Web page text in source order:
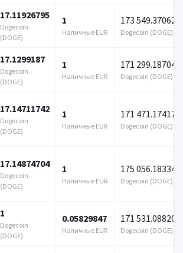
17.11926795
Dogecoin
(DOGE)
1
Наличные EUR
173 549.370627
Dogecoin (DOGE)
17.1299187
Dogecoin
(DOGE)
1
Наличные EUR
171 299.187041
Dogecoin (DOGE)
17.14711742
Dogecoin
(DOGE)
1
Наличные EUR
171 471.174176
Dogecoin (DOGE)
17.14874704
Dogecoin
(DOGE)
1
Наличные EUR
175 056.183344
Dogecoin (DOGE)
1
Dogecoin
(DOGE)
0.05829847
Наличные EUR
171 531.088208
Dogecoin (DOGE)